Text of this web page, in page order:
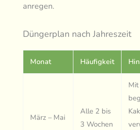
anregen.
Düngerplan nach Jahreszeit
Monat Häufigkeit
März – Mai
Alle 2 bis
3 Wochen